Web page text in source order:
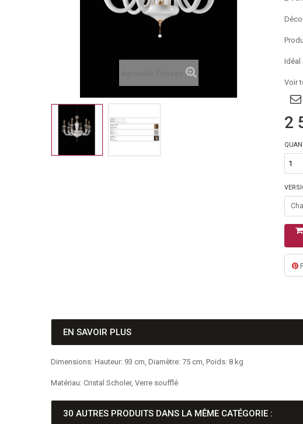
Idéal
Voir
2
EN SAVOIR PLUS
Dimensions: Hauteur: 93 cm, Diamètre: 75 cm, Poids: 8 kg
Matériau: Cristal Scholer, Verre soufflé
30 AUTRES PRODUITS DANS LA MÊME CATÉGORIE :